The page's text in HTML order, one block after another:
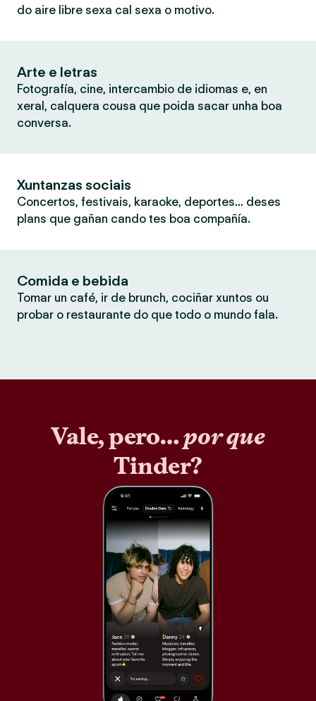
do aire libre sexa cal sexa o motivo.
Arte e letras
Fotografía, cine, intercambio de idiomas e, en
xeral, calquera cousa que poida sacar unha boa
conversa.
Xuntanzas sociais
Concertos, festivais, karaoke, deportes… deses
plans que gañan cando tes boa compañía.
Comida e bebida
Tomar un café, ir de brunch, cociñar xuntos ou
probar o restaurante do que todo o mundo fala.
Vale, pero…por que
Tinder?